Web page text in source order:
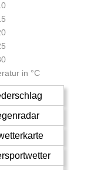
in °C